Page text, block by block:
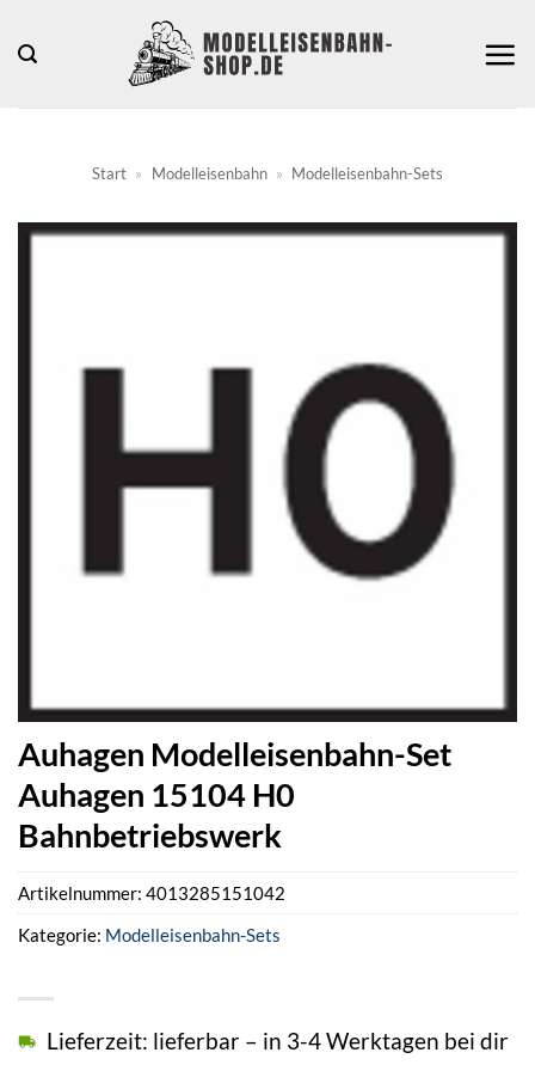
Inhalt
Start » Modelleisenbahn » Modelleisenbahn-Sets
Auhagen Modelleisenbahn-Set
Auhagen 15104 H0
Bahnbetriebswerk
Lieferzeit: lieferbar – in 3-4 Werktagen bei dir
Artikelnummer: 4013285151042
Kategorie: Modelleisenbahn-Sets